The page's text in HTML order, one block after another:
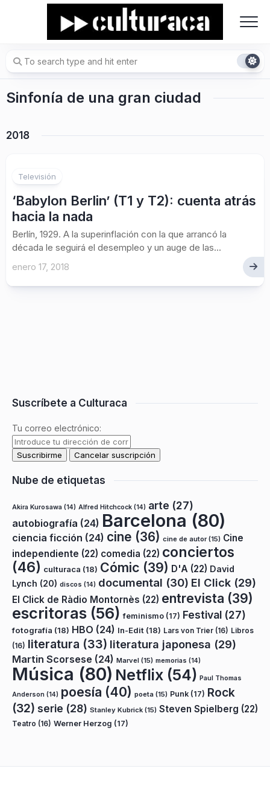
Sinfonía de una gran ciudad
2018
Televisión
‘Babylon Berlin’ (T1 y T2): cuenta atrás
hacia la nada
Berlín, 1929. A la superinflación con la que arrancó la
década le seguirá el desempleo y un auge de las...
enero 17, 2018
Suscríbete a Culturaca
Tu correo electrónico:
Nube de etiquetas
Akira Kurosawa (14) Alfred Hitchcock (14) arte (27)
autobiografía (24) Barcelona (80)
ciencia ficción (24) cine (36) cine de autor(15) Cine
independiente (22) comedia (22) conciertos
(46) culturaca (18) Cómic (39) D'A (22) David
Lynch (20) discos (14) documental (30) El Click (29)
El Click de Ràdio Montornès (22) entrevista (39)
escritoras (56) feminismo (17) Festival (27)
fotografía (18) HBO (24) In-Edit (18) Lars von Trier (16) Libros
(16) literatura (33) literatura japonesa (29)
Martin Scorsese (24) Marvel (15) memorias (14)
Música (80) Netflix (54) Paul Thomas
Anderson (14) poesía (40) poeta (15) Punk (17) Rock
(32) serie (28) Stanley Kubrick (15) Steven Spielberg (22)
Teatro (16) Werner Herzog (17)